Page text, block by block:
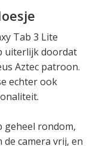
Tab 3 Lite
uiterlijk doordat
Aztec patroon.
echter ook
geheel rondom,
camera vrij, en